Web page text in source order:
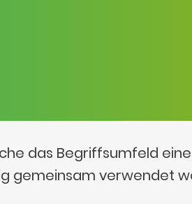
das Begriffsumfeld
gemeinsam verwendet